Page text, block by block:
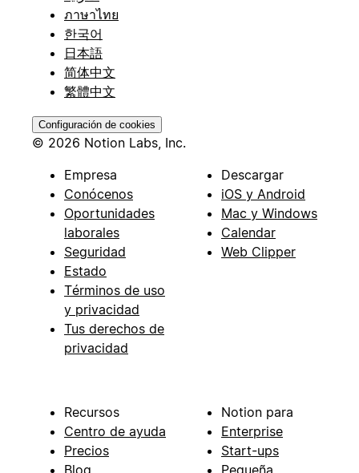
ภาษาไทย
한국어
日本語
简体中文
繁體中文
Configuración de cookies
© 2026 Notion Labs, Inc.
Empresa
Conócenos
Oportunidades
laborales
Seguridad
Estado
Términos de uso
y privacidad
Tus derechos de
privacidad
Descargar
iOS y Android
Mac y Windows
Calendar
Web Clipper
Recursos
Centro de ayuda
Precios
Blog
Notion para
Enterprise
Start-ups
Pequeña